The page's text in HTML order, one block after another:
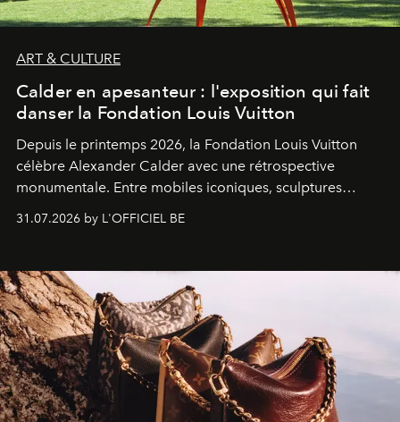
ART & CULTURE
Calder en apesanteur : l'exposition qui fait
danser la Fondation Louis Vuitton
Depuis le printemps 2026, la Fondation Louis Vuitton
célèbre Alexander Calder avec une rétrospective
monumentale. Entre mobiles iconiques, sculptures
monumentales et poésie du mouvement, l'artiste
américain investit les espaces imaginés par Frank Gehry
sculpture.
31.07.2026 by L'OFFICIEL BE